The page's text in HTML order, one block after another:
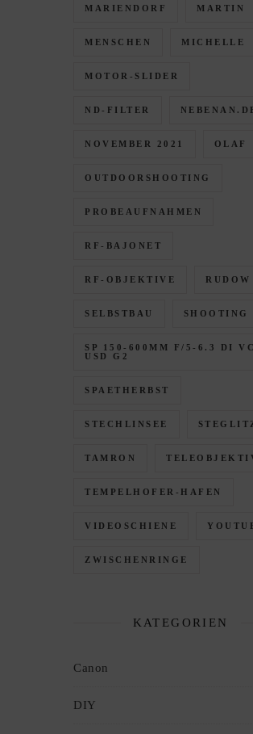
MARIENDORF MARTIN
MENSCHEN MICHELLE
MOTOR-SLIDER
ND-FILTER
NOVEMBER 2021 OLAF
OUTDOORSHOOTING
PROBEAUFNAHMEN
RF-BAJONET
RF-OBJEKTIVE RUDOW
SELBSTBAU SHOOTING
SP 150-600MM F/5-6.3 DI VC
USD G2
SPAETHERBST
STECHLINSEE
TAMRON
TEMPELHOFER-HAFEN
VIDEOSCHIENE
ZWISCHENRINGE
KATEGORIEN
Canon
DIY